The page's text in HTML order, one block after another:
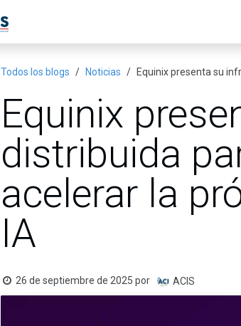
Todos los blogs Noticias Equinix presenta su
Equinix
distribuida
acelerar la
IA
26 de septiembre de 2025 por ACIS